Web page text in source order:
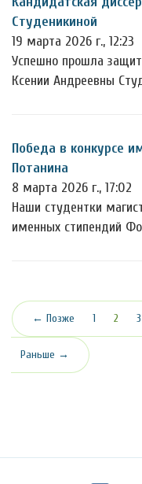
Студеникиной
19 марта 2026 г., 12:23
Успешно прошла
Ксении Андреевны
Победа в конкурсе
Потанина
8 марта 2026 г., 17:02
Наши студентки
именных стипендий
← Позже 1 2 3
Раньше →